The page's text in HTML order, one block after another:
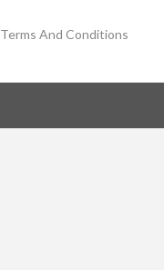
Terms And Conditions